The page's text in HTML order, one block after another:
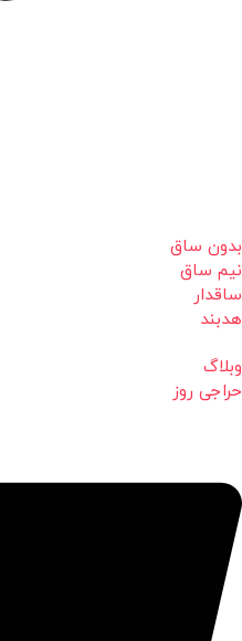
بدون ساق
نیم ساق
ساقدار
هدبند
وبلاگ
حراجی روز